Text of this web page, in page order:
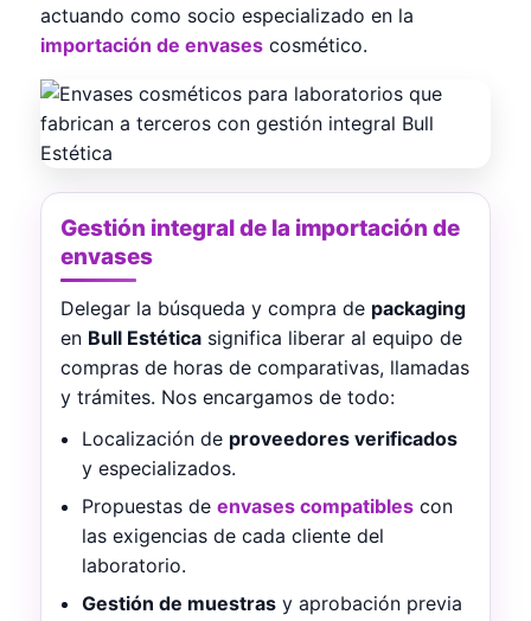
actuando como socio especializado en la
importación de envases cosmético.
Gestión integral de la importación de
envases
Delegar la búsqueda y compra de packaging
en Bull Estética significa liberar al equipo de
compras de horas de comparativas, llamadas
y trámites. Nos encargamos de todo:
Localización de proveedores verificados
y especializados.
Propuestas de envases compatibles con
las exigencias de cada cliente del
laboratorio.
Gestión de muestras y aprobación previa